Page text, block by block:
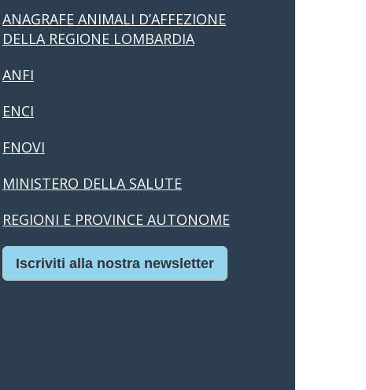
ANAGRAFE ANIMALI D’AFFEZIONE
DELLA REGIONE LOMBARDIA
ANFI
ENCI
FNOVI
MINISTERO DELLA SALUTE
REGIONI E PROVINCE AUTONOME
Iscriviti alla nostra newsletter